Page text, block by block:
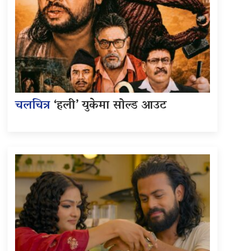
चलचित्र‘हली’ युकेमा सोल्ड आउट